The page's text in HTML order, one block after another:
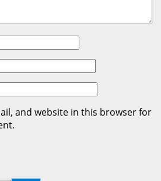
and website in this browser for